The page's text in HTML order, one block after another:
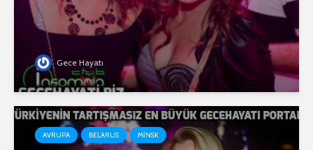
Gece Hayatı
AVRUPA BELARUS MINSK